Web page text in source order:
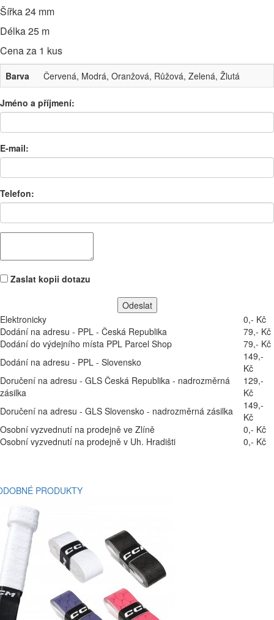
Šířka 24 mm
Délka 25 m
Cena za 1 kus
Barva Červená, Modrá, Oranžová, Růžová, Zelená, Žlutá
Jméno a příjmení:
E-mail:
Telefon:
Zaslat kopii dotazu
Elektronicky
0,- Kč
Dodání na adresu - PPL - Česká Republika
79,- Kč
Dodání do výdejního místa PPL Parcel Shop
79,- Kč
Dodání na adresu - PPL - Slovensko
149,-
Kč
Doručení na adresu - GLS Česká Republika - nadrozměrná
zásilka
129,-
Kč
Doručení na adresu - GLS Slovensko - nadrozměrná zásilka
149,-
Kč
Osobní vyzvednutí na prodejně ve Zlíně
0,- Kč
Osobní vyzvednutí na prodejně v Uh. Hradišti
0,- Kč
PRODUKTY